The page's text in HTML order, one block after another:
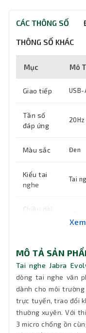
CÁC THÔNG SỐ
THÔNG SỐ KHÁC
Mục Mô
Giao tiếp
Tần số
đáp ứng
Màu sắc Đen
Kiểu tai
nghe
Tai
Chiều dài
năng
chính
Tích
Khối
lượng
188g
Bảo hành 24
MÔ TẢ SẢN
Tai nghe Jabra
dòng tai nghe văn
dành cho môi
trực tuyến, trao đổi
thường xuyên. Với
3 micro chống ồn